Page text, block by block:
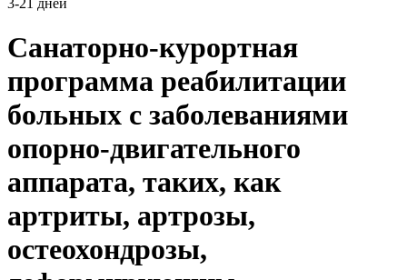
Санаторно-курортная
программа реабилитации
больных с заболеваниями
опорно-двигательного
аппарата, таких, как
артриты, артрозы,
остеохондрозы,